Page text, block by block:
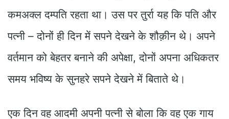
कमअक्ल दम्पति रहता था। उस पर तुर्रा यह कि पति और
पत्नी – दोनों ही दिन में सपने देखने के शौक़ीन थे। अपने
वर्तमान को बेहतर बनाने की अपेक्षा, दोनों अपना अधिकतर
समय भविष्य के सुनहरे सपने देखने में बिताते थे।
एक दिन वह आदमी अपनी पत्नी से बोला कि वह एक गाय